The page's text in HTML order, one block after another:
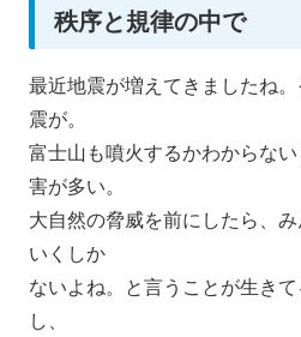
秩序と規律の中で
最近地震が増えてきましたね
震が。
富士山も噴火するかわからな
害が多い。
大自然の脅威を前にしたら、
いくしか
ないよね。と言うことが生き
し、